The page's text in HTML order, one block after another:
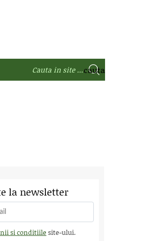
la newsletter
si conditiile site-ului.